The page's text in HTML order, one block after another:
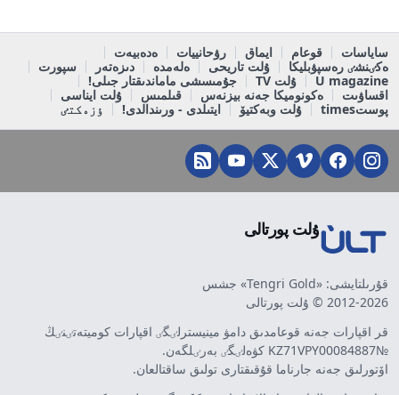
ساياسات قوعام ايماق رۋحانييات
ەدەبيەت
ەكٸنشٸ رەسپۋبليكا
ۇلت تاريحى ەلەمدە دىزەتەر
سپورت
U magazine
ۇلت TV
جۇمىسشى ماماندىقتار جىلى!
اقساۋىت
ەكونوميكا جەنە بيزنەس قىلمىس
ۇلت ايناسى
پوستtimes
ۇلت وبەكتيۆ ايتىلدى - ورىندالدى! ٶزەكتٸ
ۇلت پورتالى
قۇرىلتايشى: «Tengri Gold» جشس
2012-2026 © ۇلت پورتالى
قر اقپارات جەنە قوعامدىق دامۋ مينيسترلٸگٸ اقپارات كوميتەتٸنٸڭ
№KZ71VPY00084887 كۋەلٸگٸ بەرٸلگەن.
اۆتورلىق جەنە جارناما قۇقىقتارى تولىق ساقتالعان.